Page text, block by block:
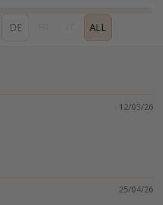
DE ALL
12/05/26
25/04/26